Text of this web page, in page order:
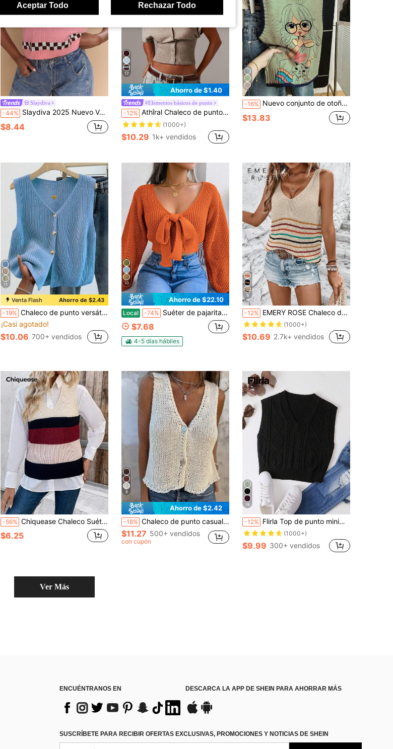
Slaydiva
-44% Slaydiva 2025 Nuevo Verano Casual Vacaciones, Calle Diaria Cita, Fiesta de Cumpleaños, Temporada de Viaje, Fiesta de Crucero, Fiesta de Playa, Sexy Y2K, Superventas de Celebridades de Internet, Estilo Escolar, Temporada de Regreso a Clases, Escote en V sin Mangas, Decoración a Rayas a Cuadros en Negro y Blanco, Chaleco de Lana Rosa, Chaleco Corto de Mujer en Otoño/Invierno
$8.44
17
Ahorro de $1.40
#Elementos básicos de punto
-12% Athîral Chaleco de punto minimalista casual con mangas tipo murciélago y botones al frente para mujer, uso diario
(1000+)
$10.29 1k+ vendidos
-16% Nuevo conjunto de otoño para mujer, top sin mangas de cuello redondo, estampado de niña de dibujos animados, top de punto con ribete de bloques de color, adecuado para salir en otoño
$13.83
11
Venta Flash Ahorro de $2.43
-19% Chaleco de punto versátil con cuello en V para mujer, prenda de moda primavera/verano, cárdigan sin mangas con botones delanteros, top de punto para otoño
¡Casi agotado!
$10.06 700+ vendidos
10
Ahorro de $22.10
Local -74% Suéter de pajarita retro Y2K para mujer, jersey de otoño e invierno con cuello en V corto y mangas abullonadas, top de punto liso de manga larga
$7.68
4-5 días hábiles
9
-12% EMERY ROSE Chaleco de punto con patrón de rayas
(1000+)
$10.69 2.7k+ vendidos
-56% Chiquease Chaleco Suéter Con Bloques De Color (camisa No Incluida)
$6.25
8
Ahorro de $2.42
-18% Chaleco de punto casual de unicolor con cuello en V y botones para mujer, otoño
$11.27 500+ vendidos
con cupón
16
-12% Flirla Top de punto minimalista sin mangas de cuello en V de color liso, uso casual de todos los días
(1000+)
$9.99 300+ vendidos
Ver Más
ENCUÉNTRANOS EN DESCARCA LA APP DE SHEIN PARA AHORRAR MÁS
SUSCRÍBETE PARA RECIBIR OFERTAS EXCLUSIVAS, PROMOCIONES Y NOTICIAS DE SHEIN
Aceptar Todo Rechazar Todo